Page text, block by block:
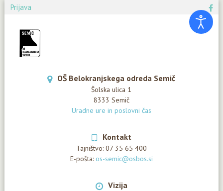
Prijava
OŠ Belokranjskega odreda Semič
Šolska ulica 1
8333 Semič
Uradne ure in poslovni čas
Kontakt
Tajništvo: 07 35 65 400
E-pošta: os-semic@osbos.si
Vizija